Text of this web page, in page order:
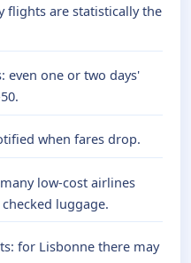
flights are statistically the
even one or two days'
when fares drop.
low-cost airlines
luggage.
for Lisbonne there may